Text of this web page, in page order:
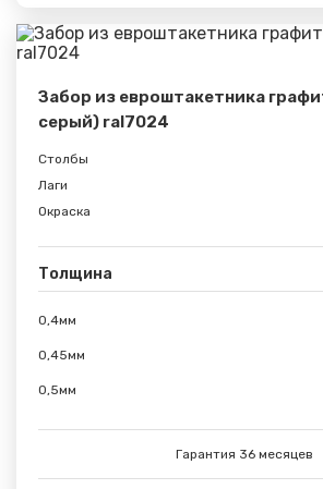
Забор из евроштакетника
серый) ral7024
Столбы
Лаги
Окраска
Толщина
0,4мм
0,45мм
0,5мм
Гарантия 36 месяцев